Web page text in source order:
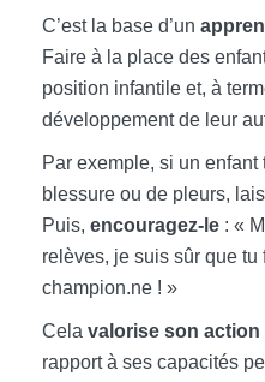
C’est la base d’un
Faire à la place des
position infantile et, à
développement de leur
Par exemple, si un
blessure ou de pleurs,
Puis, encouragez-le : «
relèves, je suis sûr que tu
champion.ne ! »
Cela valorise son action
rapport à ses capacités